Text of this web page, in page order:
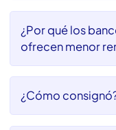
¿Por qué elegir
MejorCDT y no
costo?